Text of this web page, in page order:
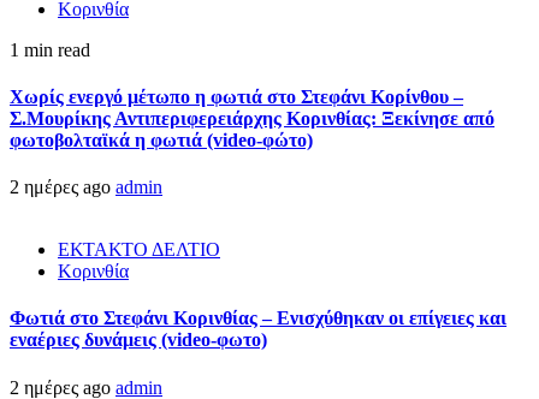
Κορινθία
1 min read
Χωρίς ενεργό μέτωπο η φωτιά στο Στεφάνι Κορίνθου –
Σ.Μουρίκης Αντιπεριφερειάρχης Κορινθίας: Ξεκίνησε από
φωτοβολταϊκά η φωτιά (video-φώτο)
2 ημέρες ago admin
ΕΚΤΑΚΤΟ ΔΕΛΤΙΟ
Κορινθία
Φωτιά στο Στεφάνι Κορινθίας – Ενισχύθηκαν οι επίγειες και
εναέριες δυνάμεις (video-φωτο)
2 ημέρες ago admin